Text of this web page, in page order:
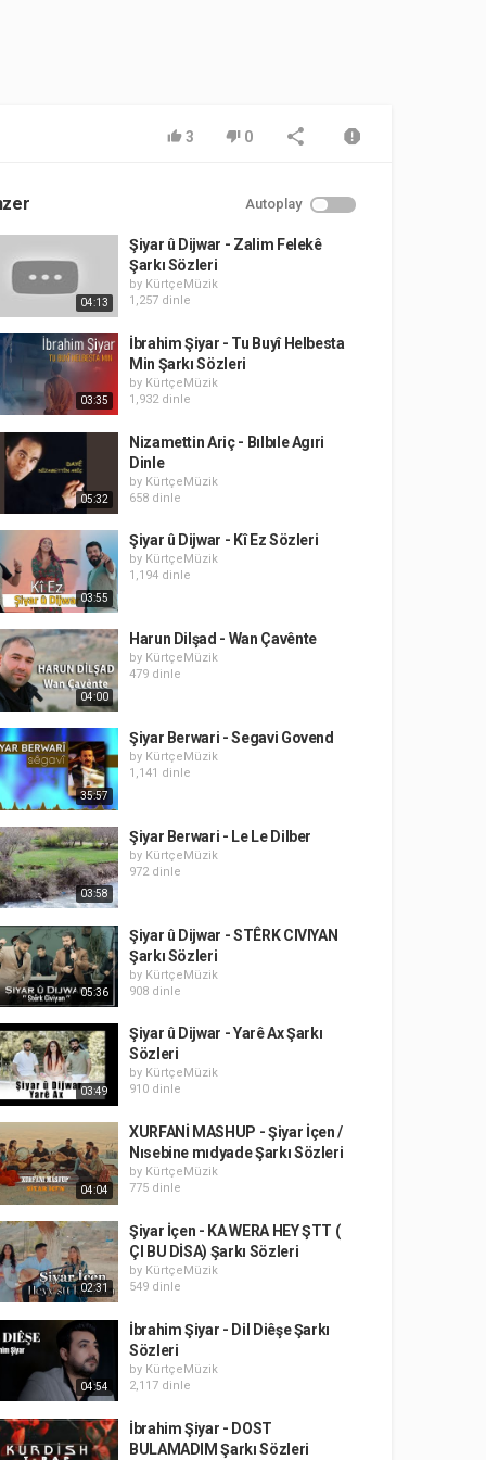
3 0
Autoplay
04:13
Şiyar û Dijwar - Zalim Felekê
Şarkı Sözleri
by KürtçeMüzik
1,257 dinle
03:35
İbrahim Şiyar - Tu Buyî Helbesta
Min Şarkı Sözleri
by KürtçeMüzik
1,932 dinle
05:32
Nizamettin Ariç - Bılbıle Agıri
Dinle
by KürtçeMüzik
658 dinle
03:55
Şiyar û Dijwar - Kî Ez Sözleri
by KürtçeMüzik
1,194 dinle
04:00
Harun Dilşad - Wan Çavênte
by KürtçeMüzik
479 dinle
35:57
Şiyar Berwari - Segavi Govend
by KürtçeMüzik
1,141 dinle
03:58
Şiyar Berwari - Le Le Dilber
by KürtçeMüzik
972 dinle
05:36
Şiyar û Dijwar - STÊRK CIVIYAN
Şarkı Sözleri
by KürtçeMüzik
908 dinle
03:49
Şiyar û Dijwar - Yarê Ax Şarkı
Sözleri
by KürtçeMüzik
910 dinle
04:04
XURFANİ MASHUP - Şiyar İçen /
Nısebine mıdyade Şarkı Sözleri
by KürtçeMüzik
775 dinle
02:31
Şiyar İçen - KA WERA HEY ŞTT (
ÇI BU DİSA) Şarkı Sözleri
by KürtçeMüzik
549 dinle
04:54
İbrahim Şiyar - Dil Diêşe Şarkı
Sözleri
by KürtçeMüzik
2,117 dinle
İbrahim Şiyar - DOST
BULAMADIM Şarkı Sözleri